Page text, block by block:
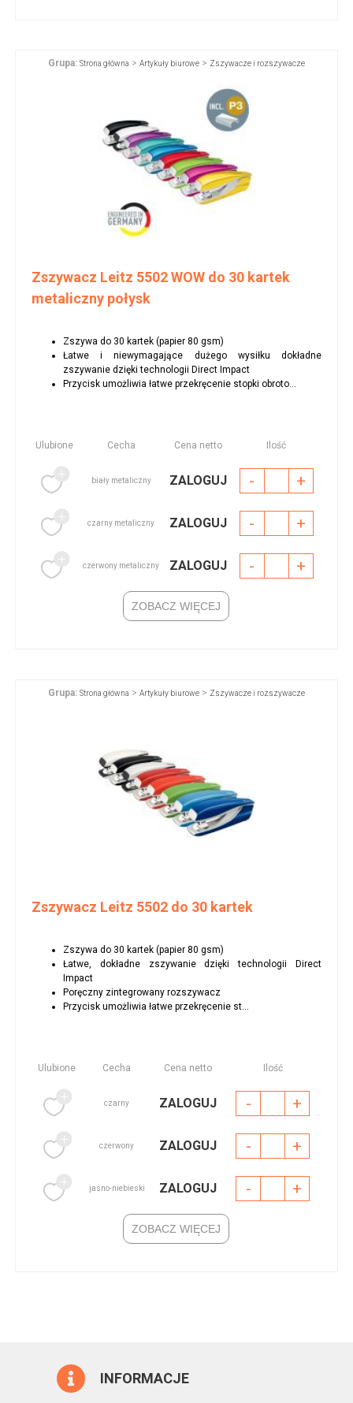
Grupa: Strona główna > Artykuły biurowe > Zszywacze i rozszywacze
Zszywacz Leitz 5502 WOW do 30 kartek
metaliczny połysk
Zszywa do 30 kartek (papier 80 gsm)
Łatwe i niewymagające dużego wysiłku dokładne
zszywanie dzięki technologii Direct Impact
Przycisk umożliwia łatwe przekręcenie stopki obroto...
Ulubione Cecha Cena netto Ilość
biały metaliczny ZALOGUJ - +
czarny metaliczny ZALOGUJ - +
czerwony metaliczny ZALOGUJ - +
ZOBACZ WIĘCEJ
Grupa: Strona główna > Artykuły biurowe > Zszywacze i rozszywacze
Zszywacz Leitz 5502 do 30 kartek
Zszywa do 30 kartek (papier 80 gsm)
Łatwe, dokładne zszywanie dzięki technologii Direct
Impact
Poręczny zintegrowany rozszywacz
Przycisk umożliwia łatwe przekręcenie st...
Ulubione Cecha Cena netto Ilość
czarny ZALOGUJ - +
czerwony ZALOGUJ - +
jasno-niebieski ZALOGUJ - +
ZOBACZ WIĘCEJ
INFORMACJE